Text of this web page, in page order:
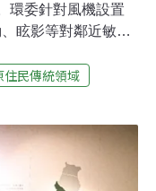
環委針對風機設置
眩影等對鄰近敏感
等，要求補正資
說明會，遭在地
與民眾進行溝通，
，但現場有反風電
。屏東縣政府於昨
住民傳統領域